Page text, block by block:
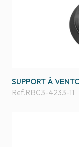
SUPPORT À
Ref.RB03-4233-11